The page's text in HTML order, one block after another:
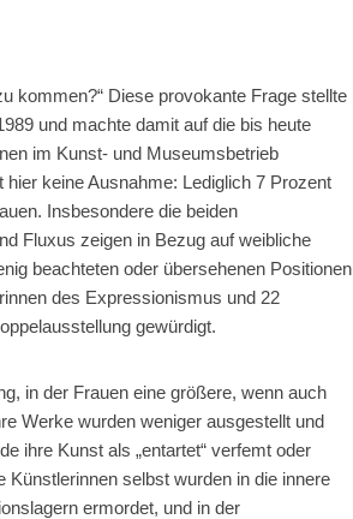
kommen?“ Diese provokante Frage stellte
und machte damit auf die bis heute
im Kunst- und Museumsbetrieb
keine Ausnahme: Lediglich 7 Prozent
Insbesondere die beiden
Fluxus zeigen in Bezug auf weibliche
beachteten oder übersehenen Positionen
des Expressionismus und 22
gewürdigt.
in der Frauen eine größere, wenn auch
Werke wurden weniger ausgestellt und
ihre Kunst als „entartet“ verfemt oder
selbst wurden in die innere
ermordet, und in der